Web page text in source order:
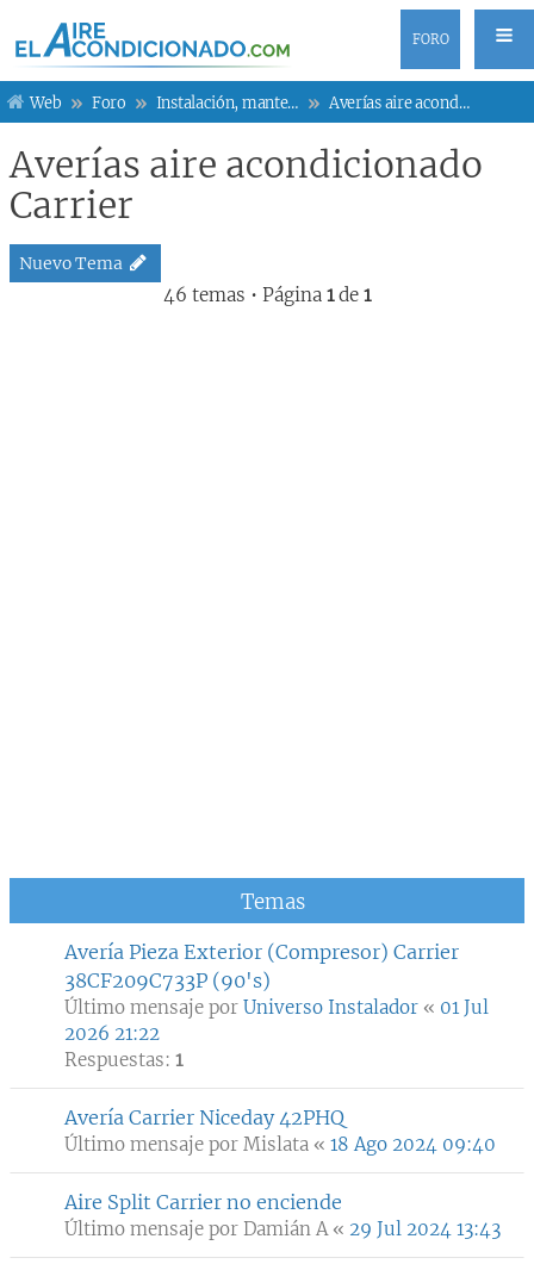
FORO
Web Foro Instalación, mantenimiento y averías Averías aire acondicionado Carrier
Averías aire acondicionado
Carrier
Nuevo Tema
46 temas • Página 1de 1
Temas
Avería Pieza Exterior (Compresor) Carrier
38CF209C733P (90's)
Último mensaje por Universo Instalador « 01 Jul
2026 21:22
Respuestas: 1
Avería Carrier Niceday 42PHQ
Último mensaje por Mislata « 18 Ago 2024 09:40
Aire Split Carrier no enciende
Último mensaje por Damián A« 29 Jul 2024 13:43